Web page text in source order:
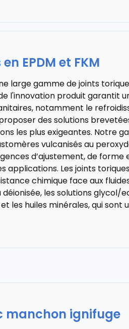
EPDM et FKM
large gamme de joints
l'innovation produit garantit
notamment le
des solutions
les plus exigeantes. Notre
vulcanisés au
d’ajustement, de
Les joints
chimique face aux
déionisée, les solutions glycol/
les huiles minérales, qui sont
manchon ignifuge